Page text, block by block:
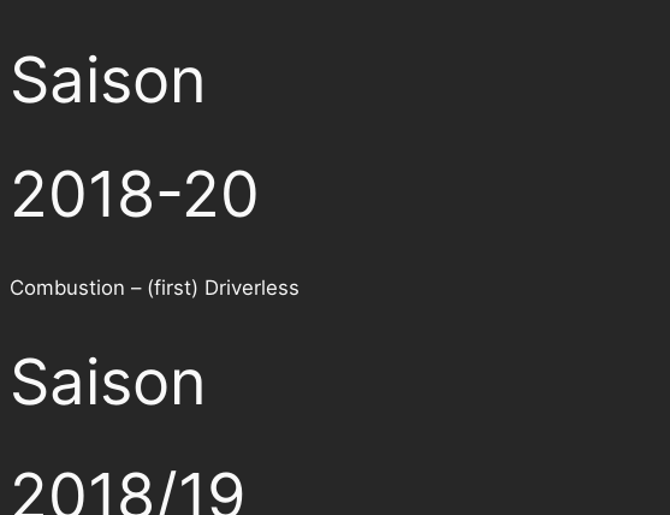
Saison
2018-20
Combustion – (first) Driverless
Saison
2018/19